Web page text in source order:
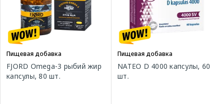
Пищевая добавка
FJORD Omega-3 рыбий жир
капсулы, 80 шт.
Пищевая добавка
NATEO D 4000 капсулы, 60
шт.